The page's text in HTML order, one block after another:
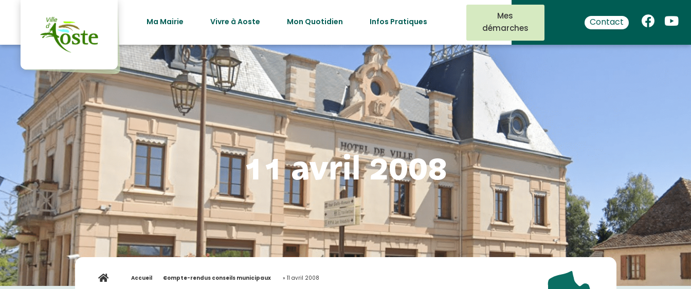
Ma Mairie
Vivre à Aoste Mon Quotidien Infos Pratiques
Mes
démarches
Contact
11 avril 2008
Accueil »
Compte-rendus conseils municipaux » 11 avril 2008